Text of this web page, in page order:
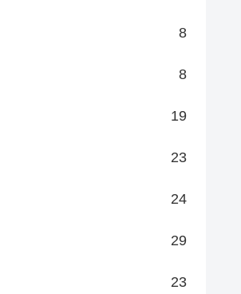
8
8
19
23
24
29
23